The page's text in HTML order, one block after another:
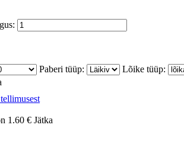
Paberi tüüp:
Lõike tüüp:
1.60 € Jätka